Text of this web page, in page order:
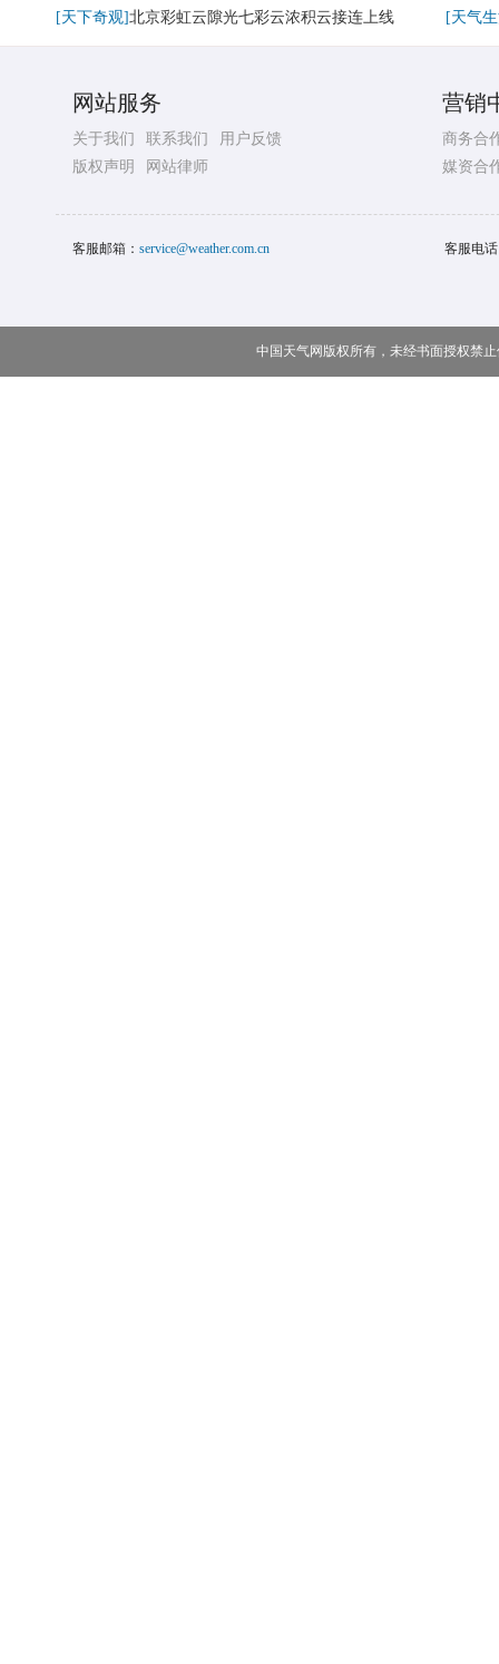
[天下奇观]北京彩虹云隙光七彩云浓积云接连上线 [天气
网站服务
关于我们 联系我们
用户反馈
版权声明
网站律师
营销
商务合
媒资合
客服邮箱： service@weather.com.cn 客服电
中国天气网版权所有，未经书面授权